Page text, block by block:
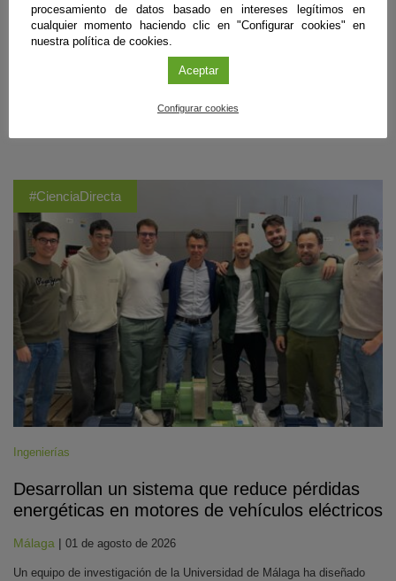
identificado en varios puntos cercanos a la capital almeriense
afloramientos de origen marino correspondientes a la época geológica
previa en la que el Mediterráneo se secó casi por completo. En estos
arrecifes formados a casi 40 metros bajo el nivel del mar, la
transparencia del agua en ese entorno facilitó el crecimiento de corales
#CienciaDirecta
Ingenierías
Desarrollan un sistema que reduce pérdidas
energéticas en motores de vehículos eléctricos
Málaga | 01 de agosto de 2026
Un equipo de investigación de la Universidad de Málaga ha diseñado
procesamiento de datos basado en intereses legítimos en
cualquier momento haciendo clic en "Configurar cookies" en
nuestra política de cookies.
Aceptar
Configurar cookies